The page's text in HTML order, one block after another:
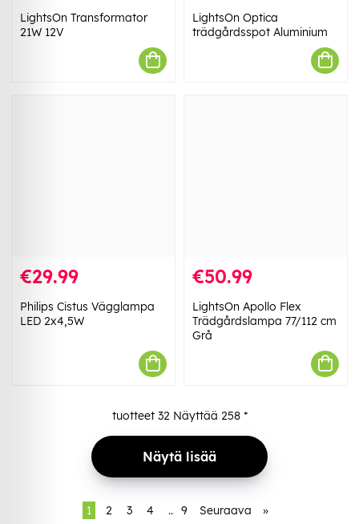
LightsOn Transformator
21W 12V
LightsOn Optica
trädgårdsspot Aluminium
€29.99
Philips Cistus Vägglampa
LED 2x4,5W
€50.99
LightsOn Apollo Flex
Trädgårdslampa 77/112 cm
Grå
tuotteet 32Näyttää 258*
Näytä lisää
1 2 3 4 .. 9 Seuraava »